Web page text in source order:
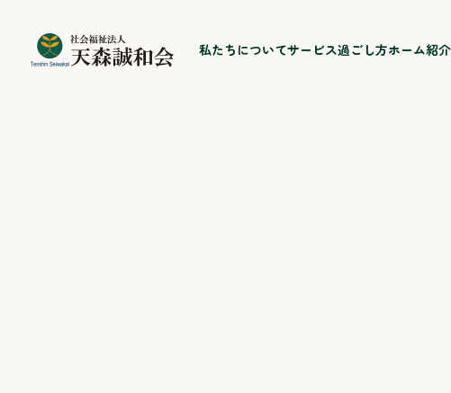
私たちについてサービス過ごし方ホーム紹介